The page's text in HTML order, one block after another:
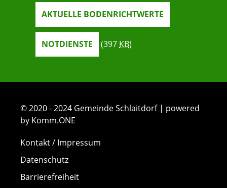
AKTUELLE BODENRICHTWERTE
NOTDIENSTE (397 KB)
© 2020 - 2024 Gemeinde Schlaitdorf | powered
by Komm.ONE
Kontakt / Impressum
Datenschutz
Barrierefreiheit